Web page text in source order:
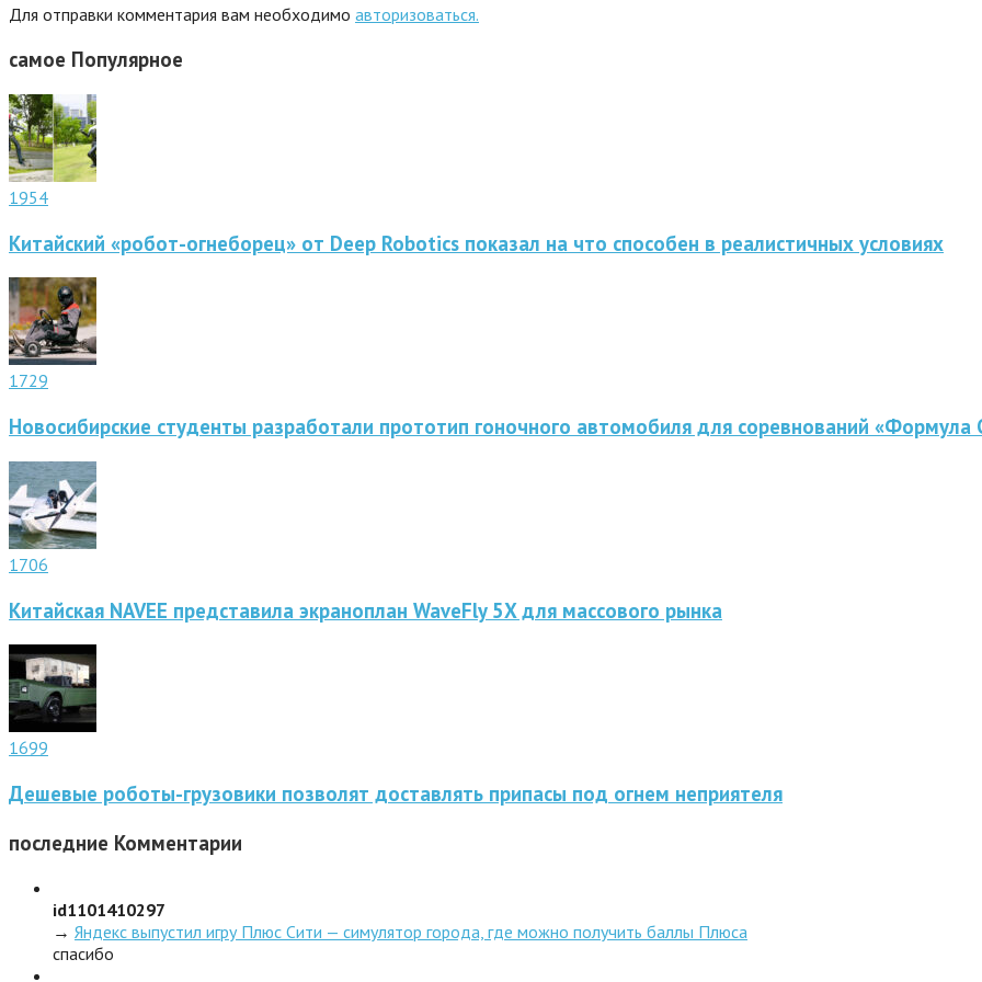
Для отправки комментария вам необходимо авторизоваться.
самое Популярное
1954
Китайский «робот-огнеборец» от Deep Robotics показал на что способен в реалистичных условиях
1729
Новосибирские студенты разработали прототип гоночного автомобиля для соревнований «Формула
1706
Китайская NAVEE представила экраноплан WaveFly 5X для массового рынка
1699
Дешевые роботы-грузовики позволят доставлять припасы под огнем неприятеля
последние Комментарии
id1101410297
→ Яндекс выпустил игру Плюс Сити — симулятор города, где можно получить баллы Плюса
спасибо